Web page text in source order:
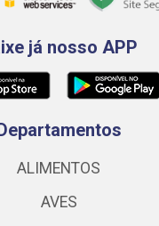
já nosso APP
Departamentos
ALIMENTOS
AVES